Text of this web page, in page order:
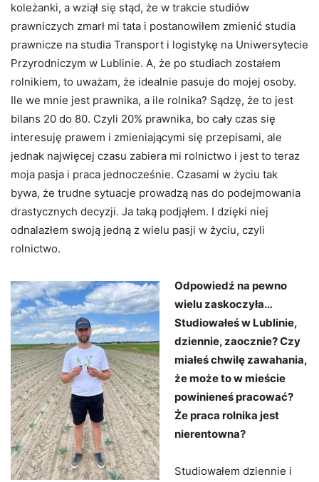
koleżanki, a wziął się stąd, że w trakcie studiów
prawniczych zmarł mi tata i postanowiłem zmienić studia
prawnicze na studia Transport i logistykę na Uniwersytecie
Przyrodniczym w Lublinie. A, że po studiach zostałem
rolnikiem, to uważam, że idealnie pasuje do mojej osoby.
Ile we mnie jest prawnika, a ile rolnika? Sądzę, że to jest
bilans 20 do 80. Czyli 20% prawnika, bo cały czas się
interesuję prawem i zmieniającymi się przepisami, ale
jednak najwięcej czasu zabiera mi rolnictwo i jest to teraz
moja pasja i praca jednocześnie. Czasami w życiu tak
bywa, że trudne sytuacje prowadzą nas do podejmowania
drastycznych decyzji. Ja taką podjąłem. I dzięki niej
odnalazłem swoją jedną z wielu pasji w życiu, czyli
rolnictwo.
Odpowiedź na pewno
wielu zaskoczyła…
Studiowałeś w Lublinie,
dziennie, zaocznie? Czy
miałeś chwilę zawahania,
że może to w mieście
powinieneś pracować?
Że praca rolnika jest
nierentowna?
Studiowałem dziennie i